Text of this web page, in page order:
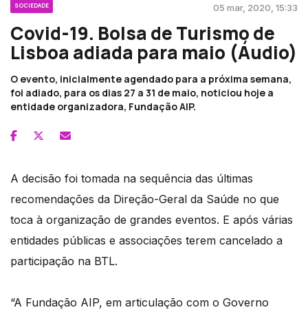
SOCIEDADE 05 mar, 2020, 15:33
Covid-19. Bolsa de Turismo de
Lisboa adiada para maio (Áudio)
O evento, inicialmente agendado para a próxima semana,
foi adiado, para os dias 27 a 31 de maio, noticiou hoje a
entidade organizadora, Fundação AIP.
A decisão foi tomada na sequência das últimas
recomendações da Direção-Geral da Saúde no que
toca à organização de grandes eventos. E após várias
entidades públicas e associações terem cancelado a
participação na BTL.
“A Fundação AIP, em articulação com o Governo